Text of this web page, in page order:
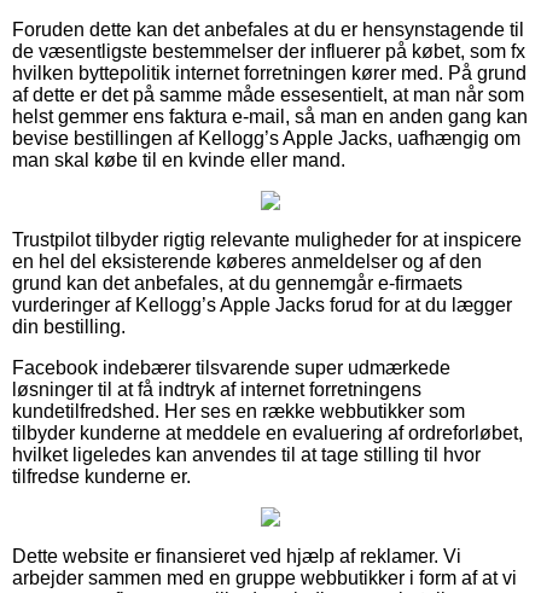
Foruden dette kan det anbefales at du er hensynstagende til
de væsentligste bestemmelser der influerer på købet, som fx
hvilken byttepolitik internet forretningen kører med. På grund
af dette er det på samme måde essesentielt, at man når som
helst gemmer ens faktura e-mail, så man en anden gang kan
bevise bestillingen af Kellogg’s Apple Jacks, uafhængig om
man skal købe til en kvinde eller mand.
Trustpilot tilbyder rigtig relevante muligheder for at inspicere
en hel del eksisterende køberes anmeldelser og af den
grund kan det anbefales, at du gennemgår e-firmaets
vurderinger af Kellogg’s Apple Jacks forud for at du lægger
din bestilling.
Facebook indebærer tilsvarende super udmærkede
løsninger til at få indtryk af internet forretningens
kundetilfredshed. Her ses en række webbutikker som
tilbyder kunderne at meddele en evaluering af ordreforløbet,
hvilket ligeledes kan anvendes til at tage stilling til hvor
tilfredse kunderne er.
Dette website er finansieret ved hjælp af reklamer. Vi
arbejder sammen med en gruppe webbutikker i form af at vi